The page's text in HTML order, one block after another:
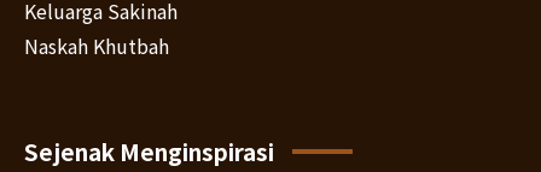
Keluarga Sakinah
Naskah Khutbah
Sejenak Menginspirasi